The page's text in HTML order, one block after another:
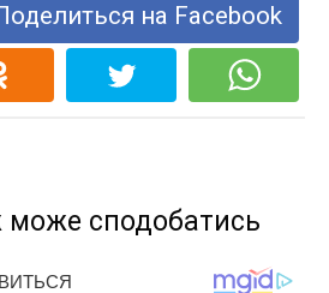
на Facebook
сподобатись